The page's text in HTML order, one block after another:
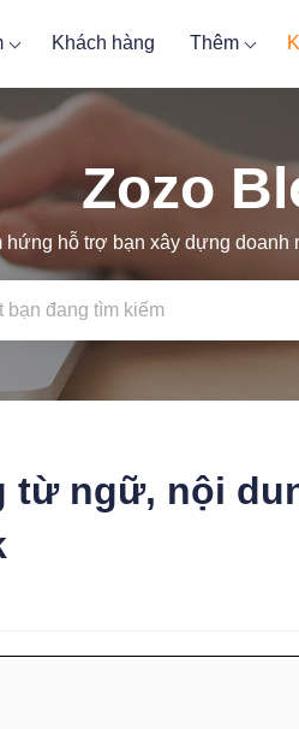
Khách hàng Thêm
Zozo
hứng hỗ trợ bạn xây dựng doanh
ngữ, nội